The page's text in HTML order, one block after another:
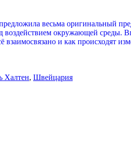
весьма оригинальный
воздействием окружающей
взаимосвязано и как происходят
Халтен, Швейцария